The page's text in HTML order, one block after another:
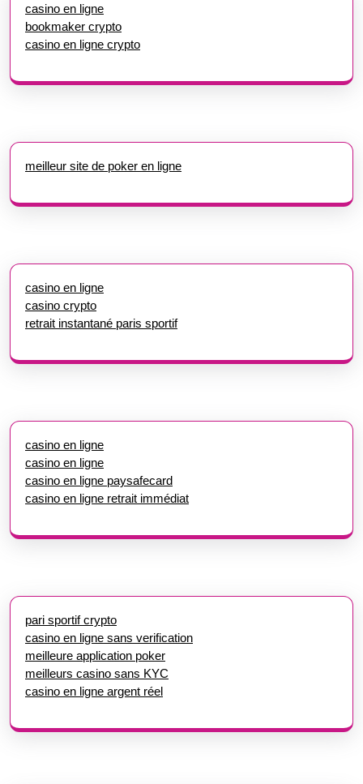
casino en ligne
bookmaker crypto
casino en ligne crypto
meilleur site de poker en ligne
casino en ligne
casino crypto
retrait instantané paris sportif
casino en ligne
casino en ligne
casino en ligne paysafecard
casino en ligne retrait immédiat
pari sportif crypto
casino en ligne sans verification
meilleure application poker
meilleurs casino sans KYC
casino en ligne argent réel